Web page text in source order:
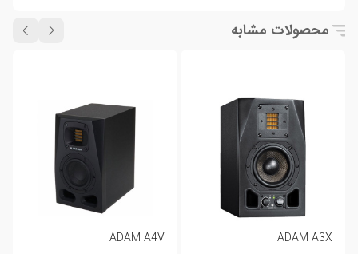
محصولات مشابه
ADAM A3X
ADAM A4V